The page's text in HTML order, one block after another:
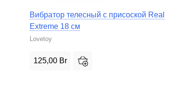
Вибратор телесный с присоской Real
Extreme 18 см
Lovetoy
125,00 Br